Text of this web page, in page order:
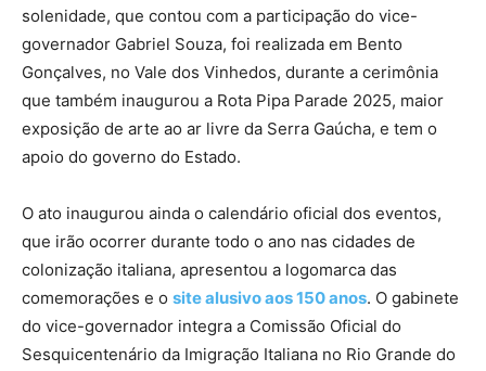
solenidade, que contou com a participação do vice-
governador Gabriel Souza, foi realizada em Bento
Gonçalves, no Vale dos Vinhedos, durante a cerimônia
que também inaugurou a Rota Pipa Parade 2025, maior
exposição de arte ao ar livre da Serra Gaúcha, e tem o
apoio do governo do Estado.
O ato inaugurou ainda o calendário oficial dos eventos,
que irão ocorrer durante todo o ano nas cidades de
colonização italiana, apresentou a logomarca das
comemorações e o site alusivo aos 150 anos. O gabinete
do vice-governador integra a Comissão Oficial do
Sesquicentenário da Imigração Italiana no Rio Grande do